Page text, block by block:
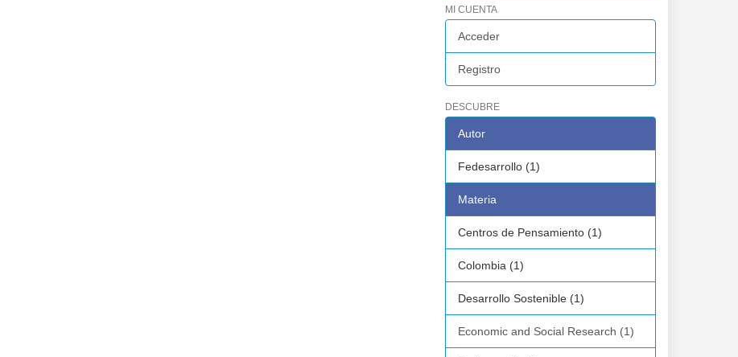
MI CUENTA
Acceder
Registro
DESCUBRE
Autor
Fedesarrollo (1)
Materia
Centros de Pensamiento (1)
Colombia (1)
Desarrollo Sostenible (1)
Economic and Social Research (1)